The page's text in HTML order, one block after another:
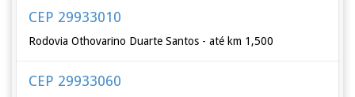
CEP 29933010
Rodovia Othovarino Duarte Santos - até km 1,500
CEP 29933060